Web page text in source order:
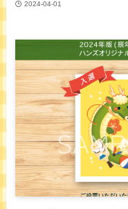
2024-04-01